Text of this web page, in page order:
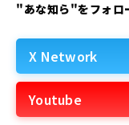
"あな知ら"をフォロ
X Network
Youtube